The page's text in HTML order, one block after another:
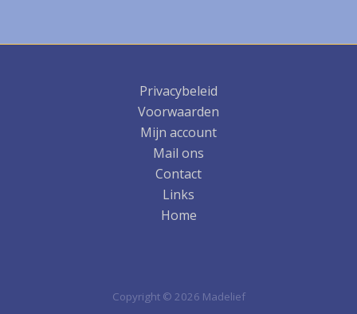
Privacybeleid
Voorwaarden
Mijn account
Mail ons
Contact
Links
Home
Copyright © 2026 Madelief